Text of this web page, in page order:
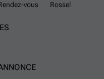
vous Rossel